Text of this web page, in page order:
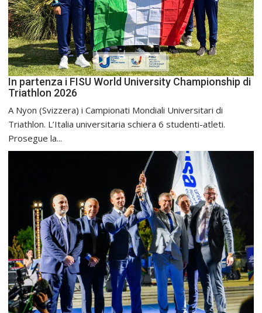
In partenza i FISU World University Championship di
Triathlon 2026
A Nyon (Svizzera) i Campionati Mondiali Universitari di
Triathlon. L’Italia universitaria schiera 6 studenti-atleti.
Prosegue la...